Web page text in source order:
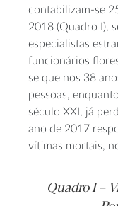
contabilizam-se
2018 (Quadro I),
especialistas
funcionários
se que nos 38
pessoas,
século XXI, já
ano de 2017
vítimas mortais,
Quadro I –